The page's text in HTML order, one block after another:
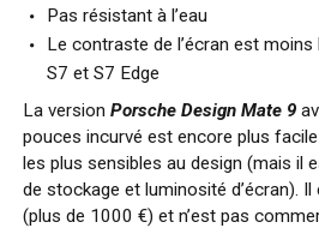
Pas résistant à l’eau
Le contraste de l’écran est
S7 et S7 Edge
La version Porsche Design Mate 9
pouces incurvé est encore plus
les plus sensibles au design (mais il
de stockage et luminosité d’écran).
(plus de 1000 €) et n’est pas